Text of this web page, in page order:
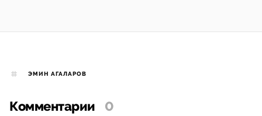
ЭМИН АГАЛАРОВ
Комментарии 0